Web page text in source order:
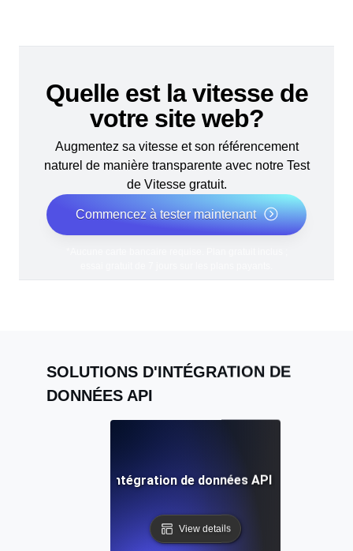
Quelle est la vitesse de
votre site web?
Augmentez sa vitesse et son référencement
naturel de manière transparente avec notre Test
de Vitesse gratuit.
Commencez à tester maintenant
SOLUTIONS D'INTÉGRATION DE
DONNÉES API
pratiques pour l'intégration de données API sur
View details